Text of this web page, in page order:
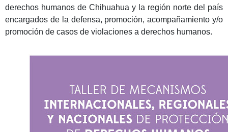
derechos humanos de Chihuahua y la región norte del país
encargados de la defensa, promoción, acompañamiento y/o
promoción de casos de violaciones a derechos humanos.